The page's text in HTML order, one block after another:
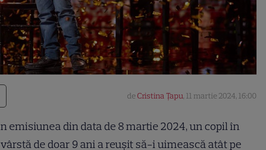
de Cristina Țapu, 11 martie 2024, 16:00
n emisiunea din data de 8 martie 2024, un copil în
vârstă de doar 9 ani a reușit să-i uimească atât pe